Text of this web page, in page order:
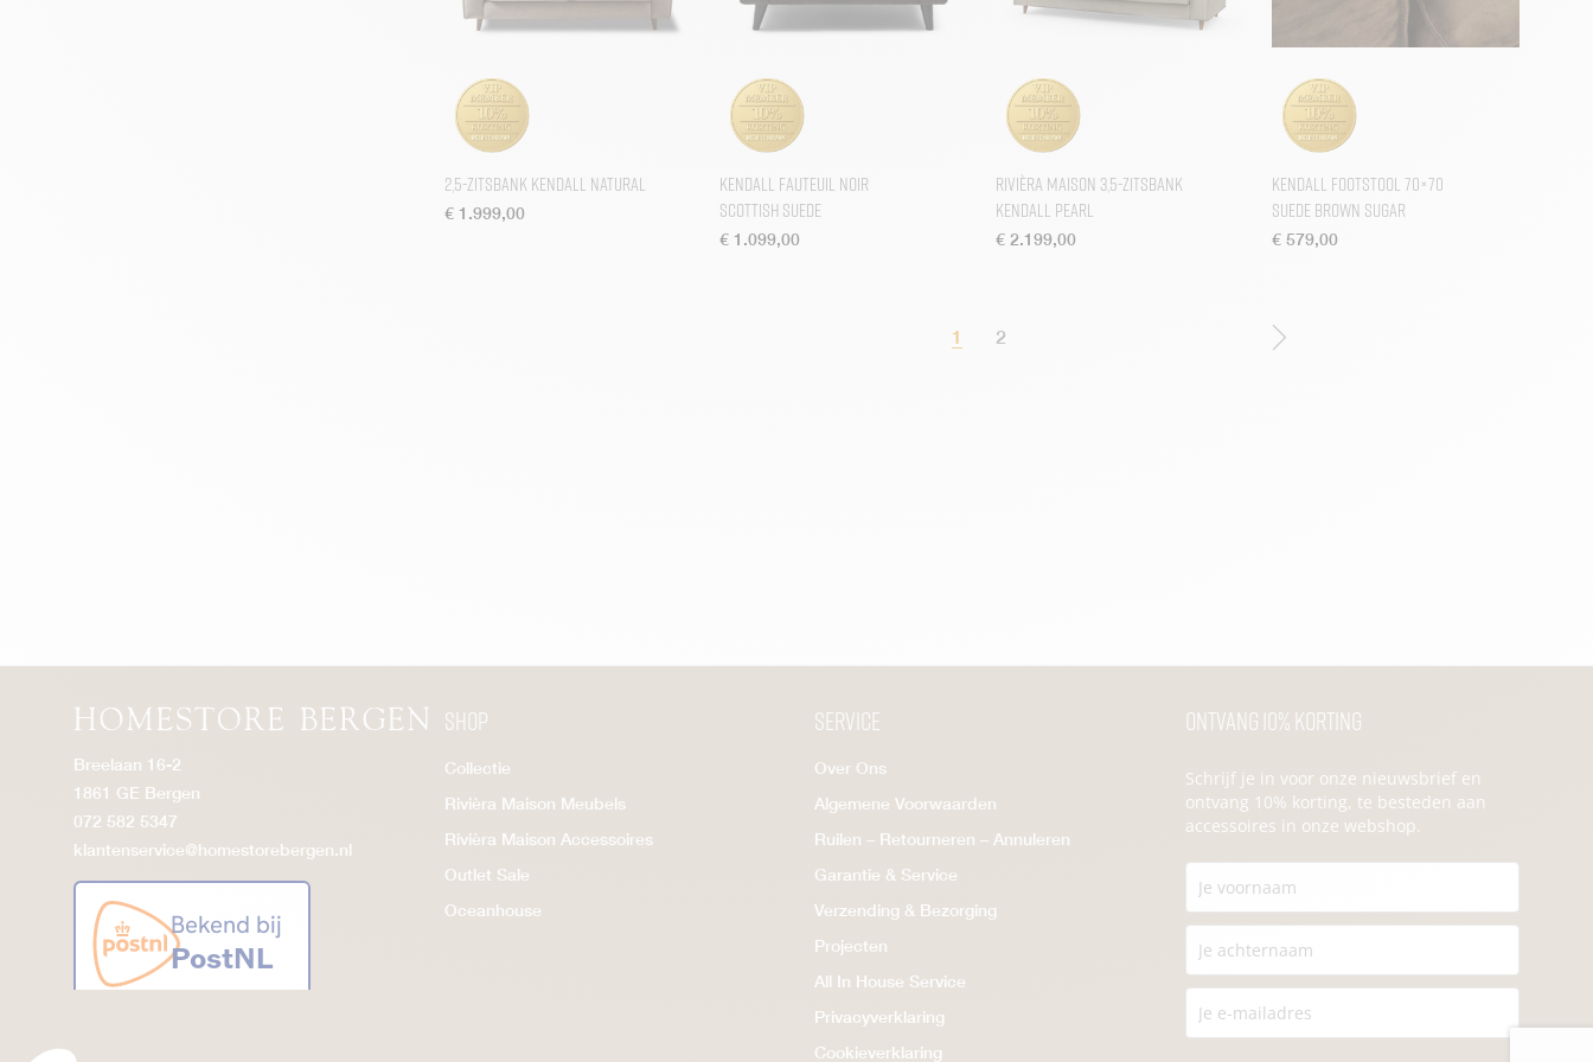
Louise
Mac Arthur
Metropolis
Metropolitan
Miller
Monti
Nelson
New England
2,5-zitsbank Kendall Natural
€1.999,00
Kendall Fauteuil Noir
Scottish Suede
€ 1.099,00
Rivièra Maison 3,5-zitsbank
Kendall Pearl
€ 2.199,00
Kendall Footstool 70×70
Suede Brown Sugar
€ 579,00
1 2
Breelaan 16-2
1861 GE Bergen
072 582 5347
klantenservice@homestorebergen.nl
Shop
Collectie
Rivièra Maison Meubels
Rivièra Maison Accessoires
Outlet Sale
Oceanhouse
Service
Over Ons
Algemene Voorwaarden
Ruilen – Retourneren – Annuleren
Garantie & Service
Verzending & Bezorging
Projecten
All In House Service
Privacyverklaring
Cookieverklaring
Ontvang 10% korting
Schrijf je in voor onze nieuwsbrief en
ontvang 10% korting, te besteden aan
accessoires in onze webshop.